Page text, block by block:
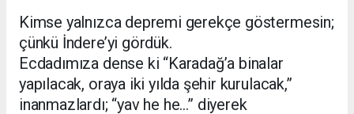
Kimse yalnızca depremi gerekçe göstermesin;
çünkü İndere’yi gördük.
Ecdadımıza dense ki “Karadağ’a binalar
yapılacak, oraya iki yılda şehir kurulacak,”
inanmazlardı; “yav he he…” diyerek